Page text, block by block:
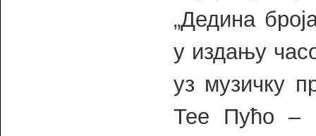
„Дедина
у издању
уз музичку
Тее Пућо –